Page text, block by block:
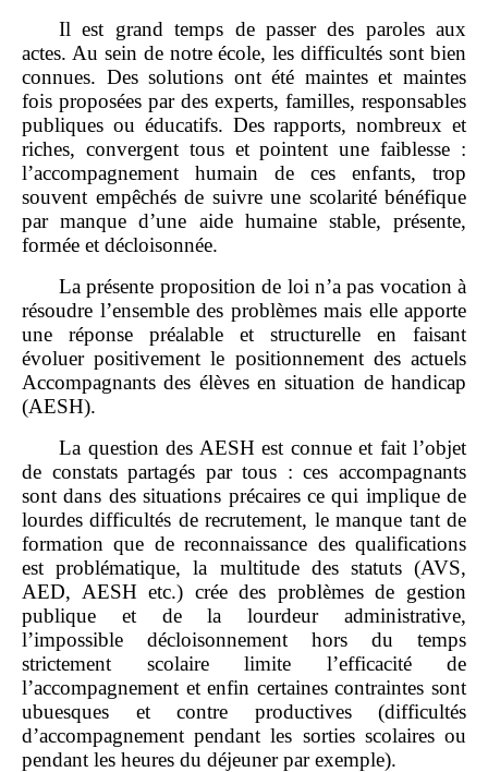
Il est grand temps de passer des paroles aux
actes. Au sein de notre école, les difficultés sont bien
connues. Des solutions ont été maintes et maintes
fois proposées par des experts, familles, responsables
publiques ou éducatifs. Des rapports, nombreux et
riches, convergent tous et pointent une faiblesse :
l’accompagnement humain de ces enfants, trop
souvent empêchés de suivre une scolarité bénéfique
par manque d’une aide humaine stable, présente,
formée et décloisonnée.
La présente proposition de loi n’a pas vocation à
résoudre l’ensemble des problèmes mais elle apporte
une réponse préalable et structurelle en faisant
évoluer positivement le positionnement des actuels
Accompagnants des élèves en situation de handicap
(AESH).
La question des AESH est connue et fait l’objet
de constats partagés par tous : ces accompagnants
sont dans des situations précaires ce qui implique de
lourdes difficultés de recrutement, le manque tant de
formation que de reconnaissance des qualifications
est problématique, la multitude des statuts (AVS,
AED, AESH etc.) crée des problèmes de gestion
publique et de la lourdeur administrative,
l’impossible décloisonnement hors du temps
strictement scolaire limite l’efficacité de
l’accompagnement et enfin certaines contraintes sont
ubuesques et contre productives (difficultés
d’accompagnement pendant les sorties scolaires ou
pendant les heures du déjeuner par exemple).